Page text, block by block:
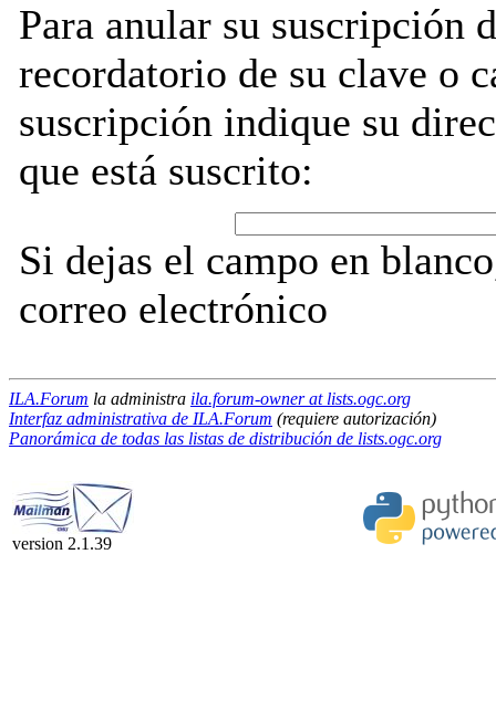
Para anular su suscripción
recordatorio de su clave o
suscripción indique su
que está suscrito:
Si dejas el campo en
correo electrónico
ILA.Forum la administra ila.forum-owner at lists.ogc.org
Interfaz administrativa de ILA.Forum (requiere autorización)
Panorámica de todas las listas de distribución de lists.ogc.org
version 2.1.39